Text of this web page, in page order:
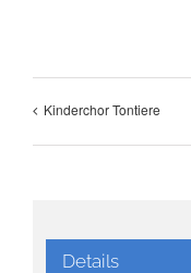
Kinderchor Tontiere
Details